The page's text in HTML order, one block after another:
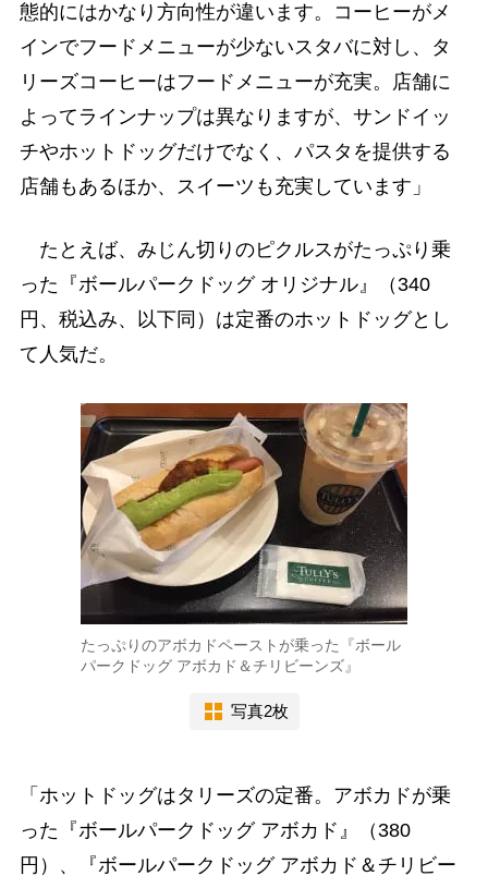
態的にはかなり方向性が違います。コーヒーがメ
インでフードメニューが少ないスタバに対し、タ
リーズコーヒーはフードメニューが充実。店舗に
よってラインナップは異なりますが、サンドイッ
チやホットドッグだけでなく、パスタを提供する
店舗もあるほか、スイーツも充実しています」
たとえば、みじん切りのピクルスがたっぷり乗
った『ボールパークドッグ オリジナル』（340
円、税込み、以下同）は定番のホットドッグとし
て人気だ。
たっぷりのアボカドペーストが乗った『ボール
パークドッグ アボカド＆チリビーンズ』
写真2枚
「ホットドッグはタリーズの定番。アボカドが乗
った『ボールパークドッグ アボカド』（380
円）、『ボールパークドッグ アボカド＆チリビー